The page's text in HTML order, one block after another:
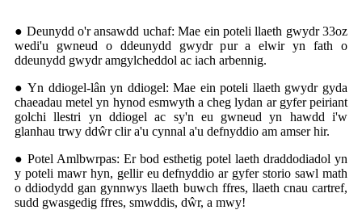
● Deunydd o'r ansawdd uchaf: Mae ein poteli llaeth gwydr 33oz
wedi'u gwneud o ddeunydd gwydr pur a elwir yn fath o
ddeunydd gwydr amgylcheddol ac iach arbennig.
● Yn ddiogel-lân yn ddiogel: Mae ein poteli llaeth gwydr gyda
chaeadau metel yn hynod esmwyth a cheg lydan ar gyfer peiriant
golchi llestri yn ddiogel ac sy'n eu gwneud yn hawdd i'w
glanhau trwy ddŵr clir a'u cynnal a'u defnyddio am amser hir.
● Potel Amlbwrpas: Er bod esthetig potel laeth draddodiadol yn
y poteli mawr hyn, gellir eu defnyddio ar gyfer storio sawl math
o ddiodydd gan gynnwys llaeth buwch ffres, llaeth cnau cartref,
sudd gwasgedig ffres, smwddis, dŵr, a mwy!